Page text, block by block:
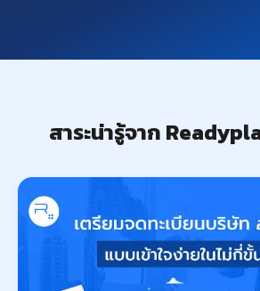
สาระน่ารู้จาก